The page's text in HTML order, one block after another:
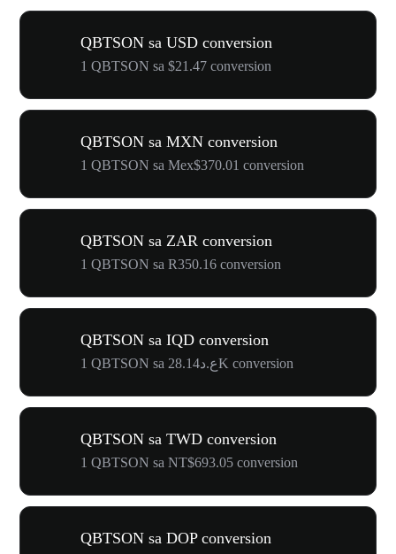
QBTSON sa USD conversion
1 QBTSON sa $21.47 conversion
QBTSON sa MXN conversion
1 QBTSON sa Mex$370.01 conversion
QBTSON sa ZAR conversion
1 QBTSON sa R350.16 conversion
QBTSON sa IQD conversion
1 QBTSON sa ع.د28.14K conversion
QBTSON sa TWD conversion
1 QBTSON sa NT$693.05 conversion
QBTSON sa DOP conversion